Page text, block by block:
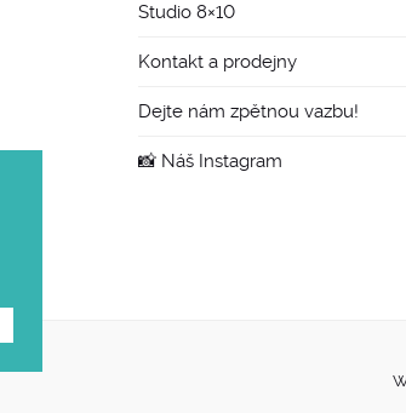
Studio 8×10
Kontakt a prodejny
Dejte nám zpětnou vazbu!
📸 Náš Instagram